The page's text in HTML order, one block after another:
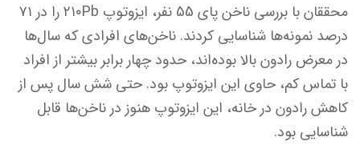
محققان با بررسی ناخن‌ پای 55 نفر، ایزوتوپ ۲۱۰Pb را در ۷۱
درصد نمونه‌ها شناسایی کردند. ناخن‌های افرادی که سال‌ها
در معرض رادون بالا بوده‌اند، حدود چهار برابر بیشتر از افراد
با تماس کم، حاوی این ایزوتوپ بود. حتی شش سال پس از
کاهش رادون در خانه، این ایزوتوپ هنوز در ناخن‌ها قابل
شناسایی بود.